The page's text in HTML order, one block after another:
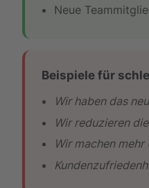
Neue
Beispiele für
Wir haben das
Wir reduzieren
Wir machen mehr